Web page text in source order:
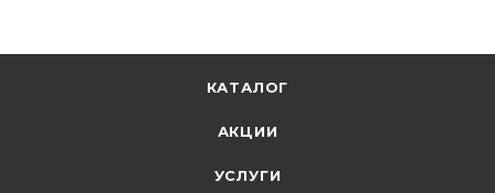
КАТАЛОГ
АКЦИИ
УСЛУГИ